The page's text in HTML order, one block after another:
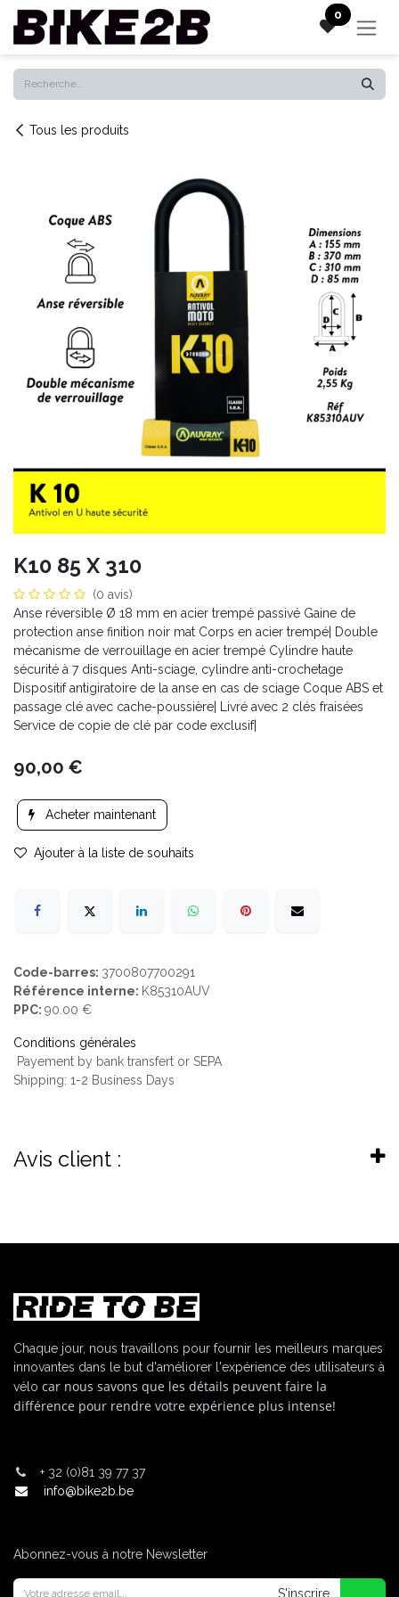
Se rendre au contenu 0
Tous les produits
K10 85 X 310
(0 avis)
Anse réversible Ø 18 mm en acier trempé passivé Gaine de
protection anse finition noir mat Corps en acier trempé| Double
mécanisme de verrouillage en acier trempé Cylindre haute
sécurité à 7 disques Anti-sciage, cylindre anti-crochetage
Dispositif antigiratoire de la anse en cas de sciage Coque ABS et
passage clé avec cache-poussière| Livré avec 2 clés fraisées
Service de copie de clé par code exclusif|
90,00 €
Acheter maintenant
Ajouter à la liste de souhaits
Code-barres: 3700807700291
Référence interne: K85310AUV
PPC: 90.00 €
Conditions générales
Payement by bank transfert or SEPA
Shipping: 1-2 Business Days
Avis client :
Chaque jour, nous travaillons pour fournir les meilleurs marques
innovantes dans le but d'améliorer l'expérience des utilisateurs à
vélo car nous savons que les détails peuvent faire la
différence pour rendre votre expérience plus intense!
+ 32 (0)81 39 77 37
info@bike2b.be
Abonnez-vous à notre Newsletter
S'inscrire